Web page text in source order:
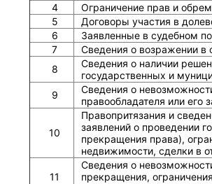
4 Ограничение прав и
5
Договоры участия в
6
Заявленные в судебном
7
Сведения о возражении в
8
Сведения о наличии
государственных и
9
Сведения о
правообладателя или его
10
Правопритязания и
заявлений о проведении
прекращения права),
недвижимости, сделки в
11
Сведения о
прекращения,